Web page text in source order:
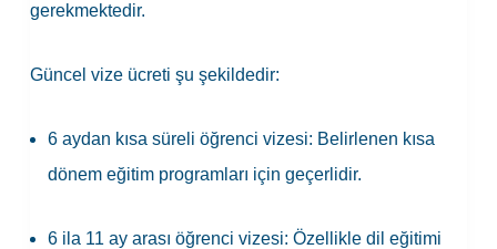
gerekmektedir.
Güncel vize ücreti şu şekildedir:
6 aydan kısa süreli öğrenci vizesi: Belirlenen kısa
dönem eğitim programları için geçerlidir.
6 ila 11 ay arası öğrenci vizesi: Özellikle dil eğitimi